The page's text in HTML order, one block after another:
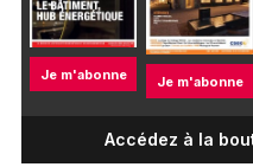
Je m'abonne Je m'abonne
Accédez à la